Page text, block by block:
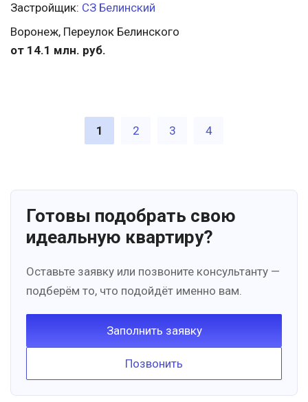
Застройщик: СЗ Белинский
Воронеж, Переулок Белинского
от 14.1 млн. руб.
1 2 3 4
Готовы подобрать свою
идеальную квартиру?
Оставьте заявку или позвоните консультанту —
подберём то, что подойдёт именно вам.
Заполнить заявку
Позвонить